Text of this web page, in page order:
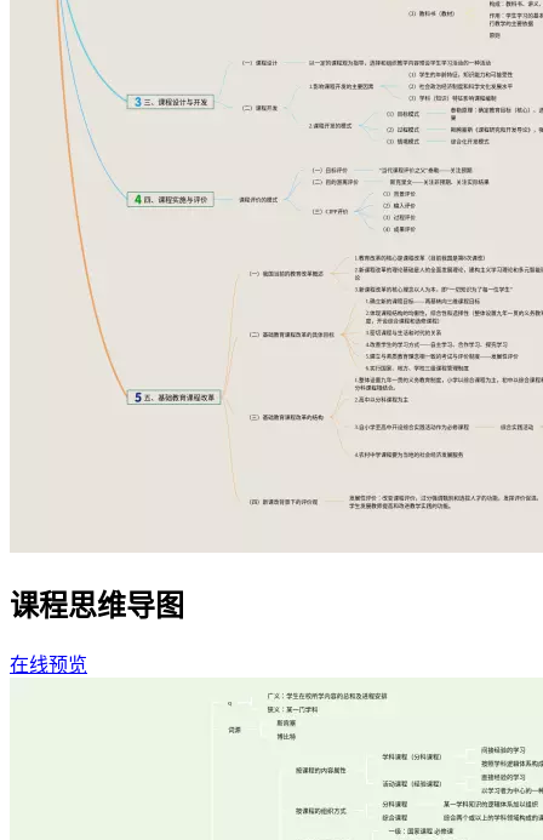
课程思维导图
在线预览